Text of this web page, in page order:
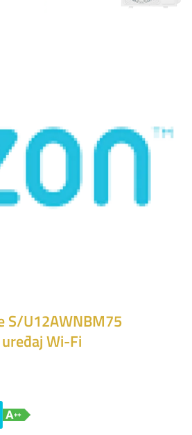
S/U12AWNBM75
Wi-Fi